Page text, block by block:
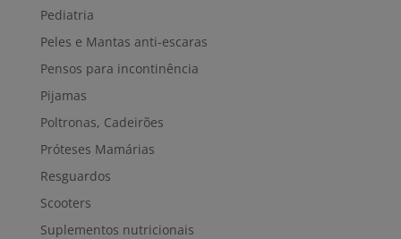
Pediatria
Peles e Mantas anti-escaras
Pensos para incontinência
Pijamas
Poltronas, Cadeirões
Próteses Mamárias
Resguardos
Scooters
Suplementos nutricionais